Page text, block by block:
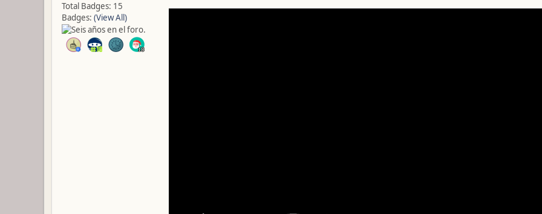
Total Badges: 15
Badges: (View All)